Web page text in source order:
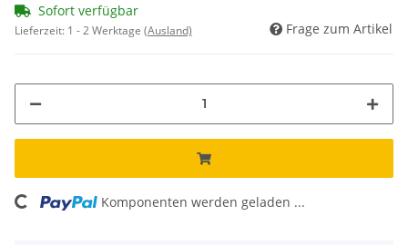
Sofort verfügbar
Lieferzeit: 1 - 2 Werktage (Ausland) Frage zum Artikel
Komponenten werden geladen ...